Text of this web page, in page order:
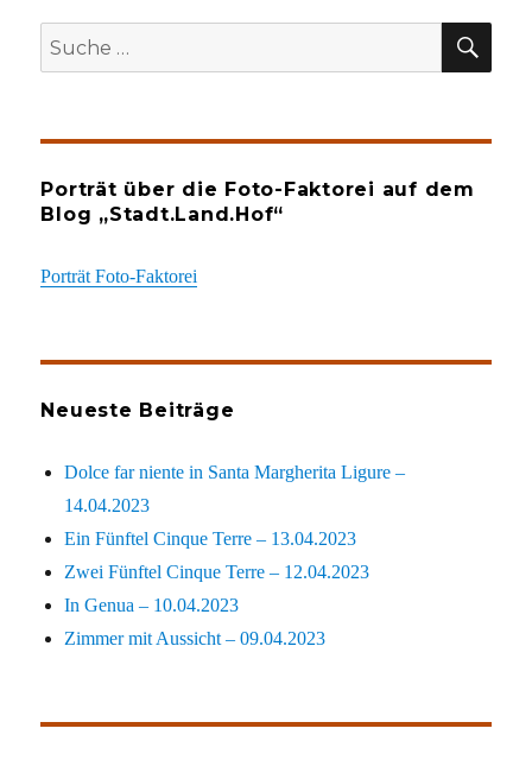
Suche
nach:
Porträt über die Foto-Faktorei auf dem
Blog „Stadt.Land.Hof“
Porträt Foto-Faktorei
Neueste Beiträge
Dolce far niente in Santa Margherita Ligure –
14.04.2023
Ein Fünftel Cinque Terre – 13.04.2023
Zwei Fünftel Cinque Terre – 12.04.2023
In Genua – 10.04.2023
Zimmer mit Aussicht – 09.04.2023